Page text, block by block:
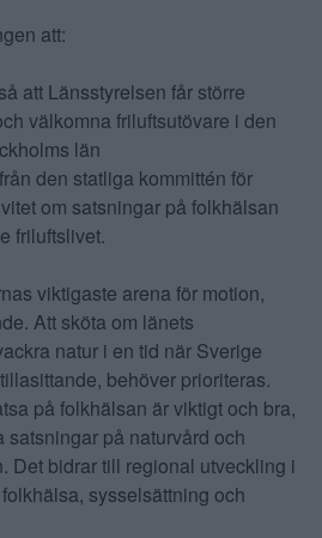
att:
att Länsstyrelsen får större
välkomna friluftsutövare i den
län
den statliga kommittén för
om satsningar på folkhälsan
friluftslivet.
viktigaste arena för motion,
Att sköta om länets
natur i en tid när Sverige
behöver prioriteras.
på folkhälsan är viktigt och bra,
satsningar på naturvård och
Det bidrar till regional utveckling i
sysselsättning och